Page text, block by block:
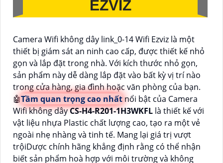
EZVIZ
Camera Wifi không dây link_0-14 Wifi Ezviz là một
thiết bị giám sát an ninh cao cấp, được thiết kế nhỏ
gọn và lắp đặt trong nhà. Với kích thước nhỏ gọn,
sản phẩm này dễ dàng lắp đặt vào bất kỳ vị trí nào
trong cửa hàng, gia đình hoặc văn phòng của bạn.
🤖️Tầm quan trọng cao nhất nổi bật của Camera
Wifi không dâyCS-H4-R201-1H3WKFL là thiết kế với
vật liệu nhựa Plastic chất lượng cao, tạo ra một vẻ
ngoài nhẹ nhàng và tinh tế. Mang lại giá trị vượt
trộiDược chính hãng khẳng định rằng có thể nhận
biết sản phẩm hoà hợp với môi trường và không